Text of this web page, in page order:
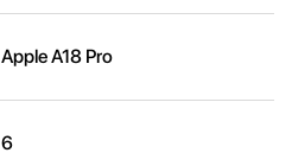
Apple A18 Pro
6